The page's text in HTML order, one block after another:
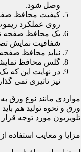
وصل شود.
کیفیت محافظ
روی عملکرد
یک محافظ صفحه
شفافیت نمایش
نباید محافظ
گلس محافظ
در نهایت این که
نیز تاثیری نمی
مواردی مانند نوع ورق
ورق و نحوه تولید هم
تلویزیون مورد توجه قرار
مزایا و معایب استفاده